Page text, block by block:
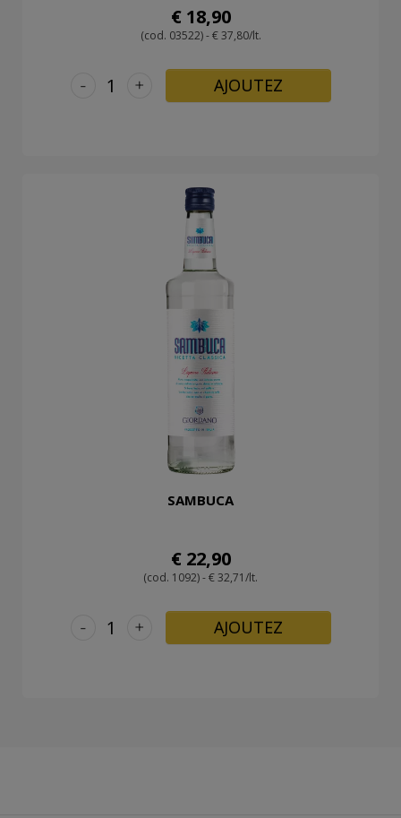
€ 18,90
(cod. 03522) - € 37,80/lt.
+
- AJOUTEZ
SAMBUCA
€ 22,90
(cod. 1092) - € 32,71/lt.
+
- AJOUTEZ